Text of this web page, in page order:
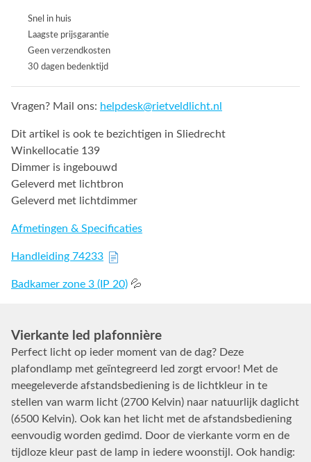
Snel in huis
Laagste prijsgarantie
Geen verzendkosten
30 dagen bedenktijd
Vragen? Mail ons: helpdesk@rietveldlicht.nl
Dit artikel is ook te bezichtigen in Sliedrecht
Winkellocatie 139
Dimmer is ingebouwd
Geleverd met lichtbron
Geleverd met lichtdimmer
Afmetingen & Specificaties
Handleiding 74233
Badkamer zone 3 (IP 20) 💦
Vierkante led plafonnière
Perfect licht op ieder moment van de dag? Deze
plafondlamp met geïntegreerd led zorgt ervoor! Met de
meegeleverde afstandsbediening is de lichtkleur in te
stellen van warm licht (2700 Kelvin) naar natuurlijk daglicht
(6500 Kelvin). Ook kan het licht met de afstandsbediening
eenvoudig worden gedimd. Door de vierkante vorm en de
tijdloze kleur past de lamp in iedere woonstijl. Ook handig: